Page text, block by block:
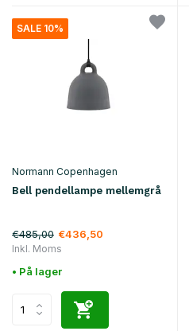
SALE 10%
Normann Copenhagen
Bell pendellampe mellemgrå
€485,00 €436,50
Inkl. Moms
• På lager